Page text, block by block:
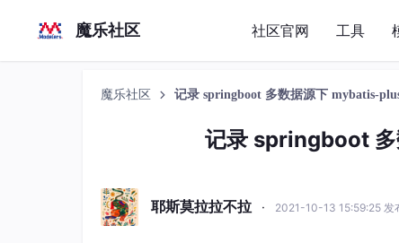
魔乐社区 社区官网 工具
魔乐社区 记录 springboot 多数据源下 mybatis-
记录 springboot
耶斯莫拉拉不拉 · 2021-10-13 15:59:25 发